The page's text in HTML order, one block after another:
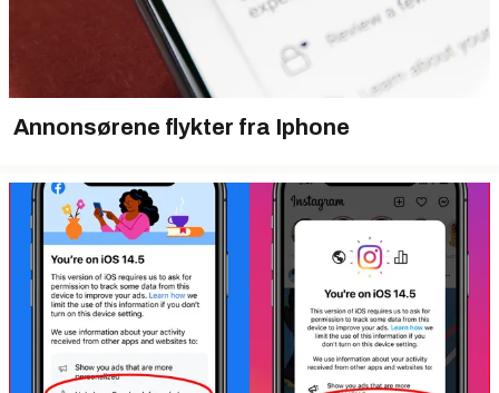
Annonsørene flykter fra Iphone